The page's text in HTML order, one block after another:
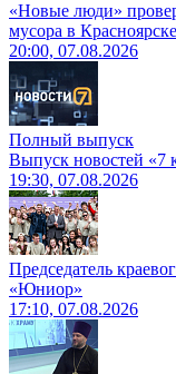
«Новые люди»
мусора в Красноярске
20:00, 07.08.2026
Полный выпуск
Выпуск новостей «7
19:30, 07.08.2026
Председатель
«Юниор»
17:10, 07.08.2026